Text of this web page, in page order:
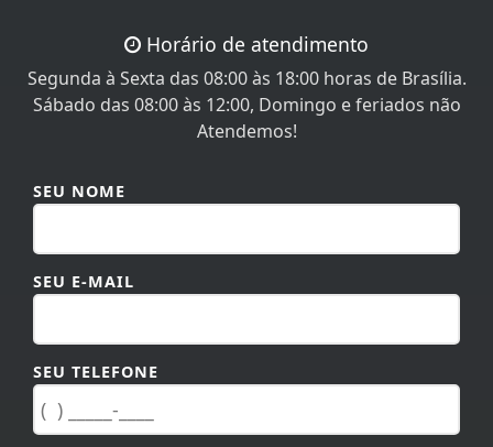
Horário de atendimento
Segunda à Sexta das 08:00 às 18:00 horas de Brasília.
Sábado das 08:00 às 12:00, Domingo e feriados não
Atendemos!
SEU NOME
SEU E-MAIL
SEU TELEFONE